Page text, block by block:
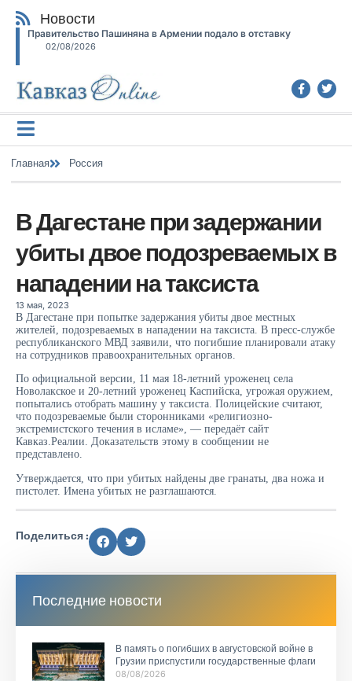
Новости
Правительство Пашиняна в Армении подало в отставку
02/08/2026
Главная Россия
В Дагестане при задержании
убиты двое подозреваемых в
нападении на таксиста
13 мая, 2023
В Дагестане при попытке задержания убиты двое местных
жителей, подозреваемых в нападении на таксиста. В пресс-службе
республиканского МВД заявили, что погибшие планировали атаку
на сотрудников правоохранительных органов.
По официальной версии, 11 мая 18-летний уроженец села
Новолакское и 20-летний уроженец Каспийска, угрожая оружием,
попытались отобрать машину у таксиста. Полицейские считают,
что подозреваемые были сторонниками «религиозно-
экстремистского течения в исламе», — передаёт сайт
Кавказ.Реалии. Доказательств этому в сообщении не
представлено.
Утверждается, что при убитых найдены две гранаты, два ножа и
пистолет. Имена убитых не разглашаются.
Поделиться :
Последние новости
В память о погибших в августовской войне в
Грузии приспустили государственные флаги
08/08/2026